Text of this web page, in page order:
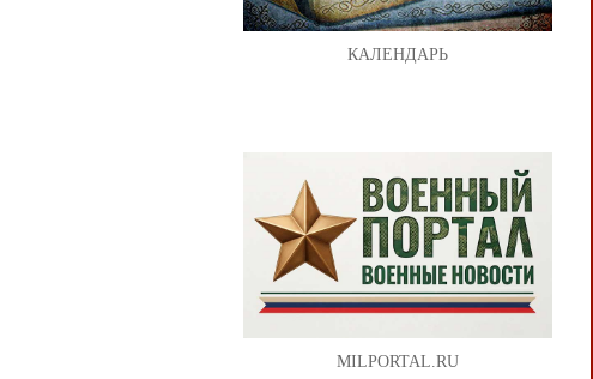
КАЛЕНДАРЬ
MILPORTAL.RU